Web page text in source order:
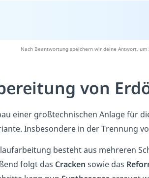
Nach Beantwortung speichern wir deine Antwort,
von
einer großtechnischen Anlage für
Insbesondere in der Trennung
besteht aus mehreren
folgt das Cracken sowie das